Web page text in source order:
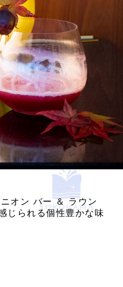
オン バー ＆ ラウン
じられる個性豊かな味